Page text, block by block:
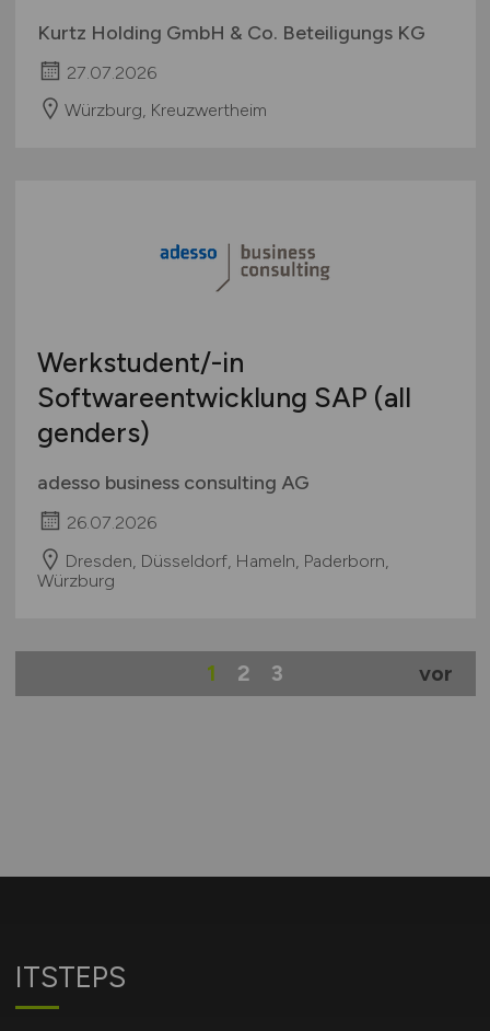
Kurtz Holding GmbH & Co. Beteiligungs KG
27.07.2026
Würzburg, Kreuzwertheim
Werkstudent/-in
Softwareentwicklung SAP (all
genders)
adesso business consulting AG
26.07.2026
Dresden, Düsseldorf, Hameln, Paderborn,
Würzburg
1 2 3 vor
ITSTEPS